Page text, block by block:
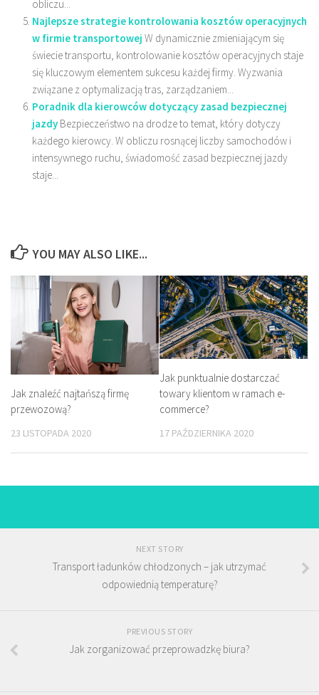
obliczu...
Najlepsze strategie kontrolowania kosztów operacyjnych
w firmie transportowej W dynamicznie zmieniającym się
świecie transportu, kontrolowanie kosztów operacyjnych staje
się kluczowym elementem sukcesu każdej firmy. Wyzwania
związane z optymalizacją tras, zarządzaniem...
Poradnik dla kierowców dotyczący zasad bezpiecznej
jazdy Bezpieczeństwo na drodze to temat, który dotyczy
każdego kierowcy. W obliczu rosnącej liczby samochodów i
intensywnego ruchu, świadomość zasad bezpiecznej jazdy
staje...
YOU MAY ALSO LIKE...
Jak znaleźć najtańszą firmę
przewozową?
23 LISTOPADA 2020
Jak punktualnie dostarczać
towary klientom w ramach e-
commerce?
17 PAŹDZIERNIKA 2020
NEXT STORY
Transport ładunków chłodzonych – jak utrzymać
odpowiednią temperaturę?
PREVIOUS STORY
Jak zorganizować przeprowadzkę biura?